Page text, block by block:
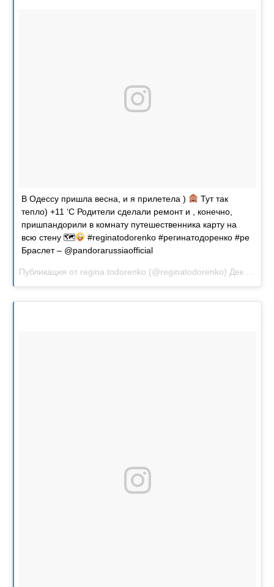
В Одессу пришла весна, и я прилетела )
Тут так
тепло) +11 ‘C Родители сделали ремонт и , конечно,
пришпандорили в комнату путешественника карту на
всю стену 🗺
#reginatodorenko #регинатодоренко #ре
Браслет – @pandorarussiaofficial
Публикация от regina todorenko (@reginatodorenko) Дек 28, 2017 at 8:42 PST